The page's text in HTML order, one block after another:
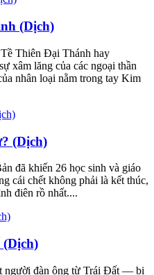
(Dịch)
Thiên Đại Thánh hay
xâm lăng của các ngoại thần
nhân loại nằm trong tay Kim
(Dịch)
đã khiến 26 học sinh và giáo
cái chết không phải là kết thúc,
điên rồ nhất....
(Dịch)
người đàn ông từ Trái Đất — bị